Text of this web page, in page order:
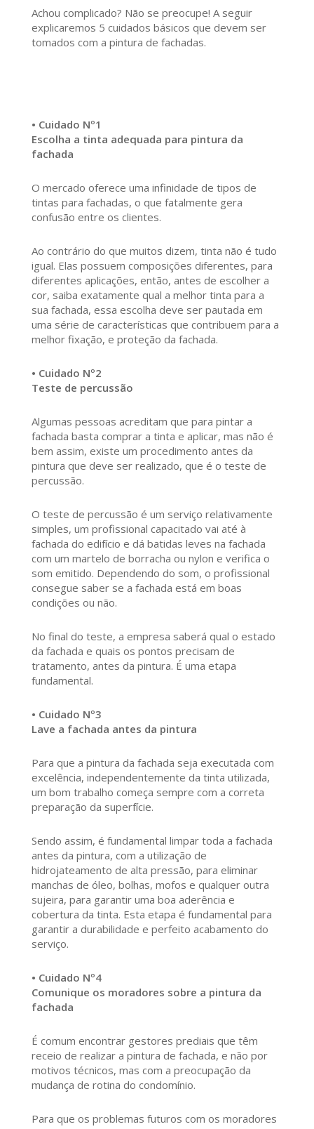
Achou complicado? Não se preocupe! A seguir
explicaremos 5 cuidados básicos que devem ser
tomados com a pintura de fachadas.
• Cuidado Nº1
Escolha a tinta adequada para pintura da
fachada
O mercado oferece uma infinidade de tipos de
tintas para fachadas, o que fatalmente gera
confusão entre os clientes.
Ao contrário do que muitos dizem, tinta não é tudo
igual. Elas possuem composições diferentes, para
diferentes aplicações, então, antes de escolher a
cor, saiba exatamente qual a melhor tinta para a
sua fachada, essa escolha deve ser pautada em
uma série de características que contribuem para a
melhor fixação, e proteção da fachada.
• Cuidado Nº2
Teste de percussão
Algumas pessoas acreditam que para pintar a
fachada basta comprar a tinta e aplicar, mas não é
bem assim, existe um procedimento antes da
pintura que deve ser realizado, que é o teste de
percussão.
O teste de percussão é um serviço relativamente
simples, um profissional capacitado vai até à
fachada do edifício e dá batidas leves na fachada
com um martelo de borracha ou nylon e verifica o
som emitido. Dependendo do som, o profissional
consegue saber se a fachada está em boas
condições ou não.
No final do teste, a empresa saberá qual o estado
da fachada e quais os pontos precisam de
tratamento, antes da pintura. É uma etapa
fundamental.
• Cuidado Nº3
Lave a fachada antes da pintura
Para que a pintura da fachada seja executada com
excelência, independentemente da tinta utilizada,
um bom trabalho começa sempre com a correta
preparação da superfície.
Sendo assim, é fundamental limpar toda a fachada
antes da pintura, com a utilização de
hidrojateamento de alta pressão, para eliminar
manchas de óleo, bolhas, mofos e qualquer outra
sujeira, para garantir uma boa aderência e
cobertura da tinta. Esta etapa é fundamental para
garantir a durabilidade e perfeito acabamento do
serviço.
• Cuidado Nº4
Comunique os moradores sobre a pintura da
fachada
É comum encontrar gestores prediais que têm
receio de realizar a pintura de fachada, e não por
motivos técnicos, mas com a preocupação da
mudança de rotina do condomínio.
Para que os problemas futuros com os moradores